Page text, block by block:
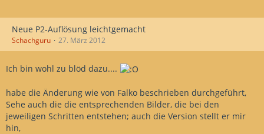
Neue P2-Auflösung leichtgemacht
Schachguru 27. März 2012
Ich bin wohl zu blöd dazu....
habe die Änderung wie von Falko beschrieben durchgeführt,
Sehe auch die die entsprechenden Bilder, die bei den
jeweiligen Schritten entstehen; auch die Version stellt er mir
hin,